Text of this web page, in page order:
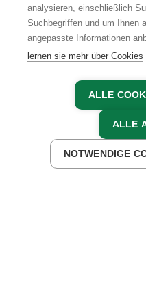
JETZT ANFRAGEN
AGB
analysieren, einschließlich
Suchbegriffen und um Ihnen
angepasste Informationen
lernen sie mehr über Cookies
ALLE
ALLE
NOTWENDIGE